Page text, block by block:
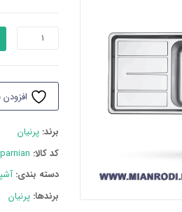
سینک
PS1226
برند: پرنیان
کد کالا:
دسته بند‌ی:
برندها: پرنیان